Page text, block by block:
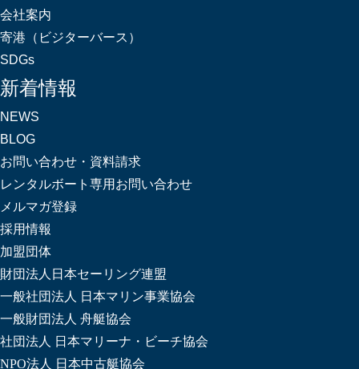
会社案内
寄港（ビジターバース）
SDGs
新着情報
NEWS
BLOG
お問い合わせ・資料請求
レンタルボート専用お問い合わせ
メルマガ登録
採用情報
加盟団体
財団法人日本セーリング連盟
一般社団法人 日本マリン事業協会
一般財団法人 舟艇協会
社団法人 日本マリーナ・ビーチ協会
NPO法人 日本中古艇協会